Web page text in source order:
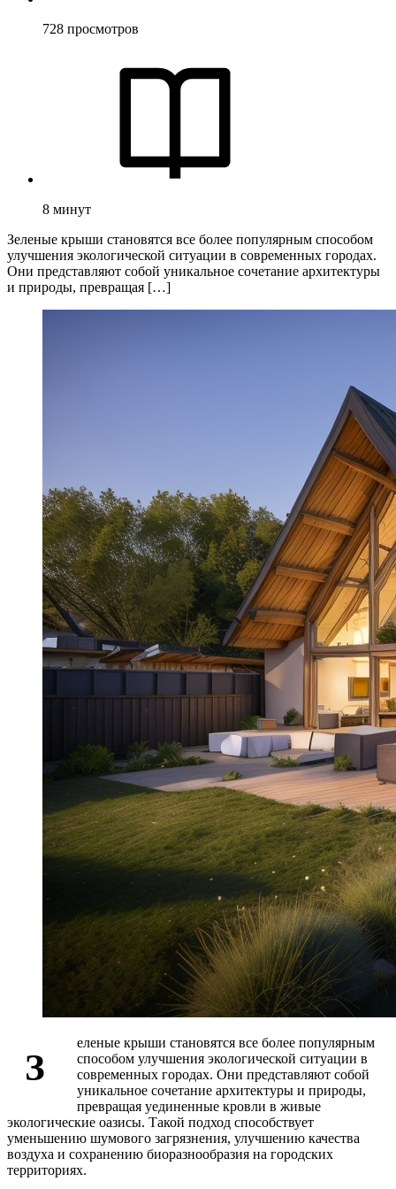
728 просмотров
8 минут
Зеленые крыши становятся все более популярным способом
улучшения экологической ситуации в современных городах.
Они представляют собой уникальное сочетание архитектуры
и природы, превращая […]
З
еленые крыши становятся все более популярным
способом улучшения экологической ситуации в
современных городах. Они представляют собой
уникальное сочетание архитектуры и природы,
превращая уединенные кровли в живые
экологические оазисы. Такой подход способствует
уменьшению шумового загрязнения, улучшению качества
воздуха и сохранению биоразнообразия на городских
территориях.